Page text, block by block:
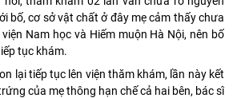
bố, cơ sở vật chất ở đây mẹ cảm thấy chưa
Nam học và Hiếm muộn Hà Nội, nên bố
tục khám.
lại tiếp tục lên viện thăm khám, lần này kết
của mẹ thông hạn chế cả hai bên, bác sĩ